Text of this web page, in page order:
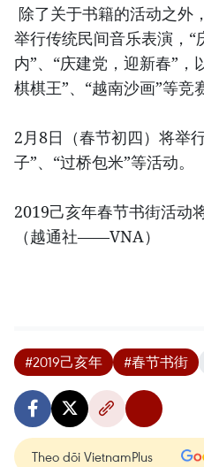
除了关于书籍的活动之外
举行传统民间音乐表演，
内”、“庆建党，迎新春”，
棋棋王”、“越南沙画”等竞
2月8日（春节初四）将举
子”、“过桥包米”等活动。
2019己亥年春节书街活动
（越通社——VNA）
#2019己亥年 #春节书街
Theo dõi VietnamPlus